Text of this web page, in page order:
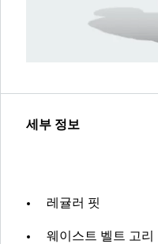
세부 정보
레귤러 핏
웨이스트 벨트 고리